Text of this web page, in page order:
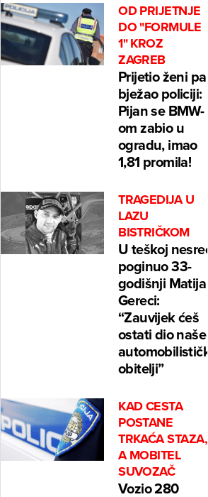
OD PRIJETNJE
DO "FORMULE
1" KROZ
ZAGREB
Prijetio ženi pa
bježao policiji:
Pijan se BMW-
om zabio u
ogradu, imao
1,81 promila!
TRAGEDIJA U
LAZU
BISTRIČKOM
U teškoj nesreći
poginuo 33-
godišnji Matija
Gereci:
“Zauvijek ćeš
ostati dio naše
automobilističke
obitelji”
KAD CESTA
POSTANE
TRKAĆA STAZA,
A MOBITEL
SUVOZAČ
Vozio 280